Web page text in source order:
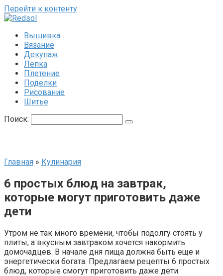
Перейти к контенту
Вышивка
Вязание
Декупаж
Лепка
Плетение
Поделки
Рисование
Шитье
Поиск:
Главная » Кулинария
6 простых блюд на завтрак,
которые могут приготовить даже
дети
Утром не так много времени, чтобы подолгу стоять у
плиты, а вкусным завтраком хочется накормить
домочадцев. В начале дня пища должна быть еще и
энергетически богата. Предлагаем рецепты 6 простых
блюд, которые смогут приготовить даже дети.